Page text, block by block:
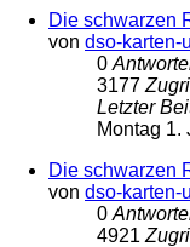
Die schwarzen
von dso-karten-
0
3177
Letzter
Montag 1.
Die schwarzen
von dso-karten-
0
4921